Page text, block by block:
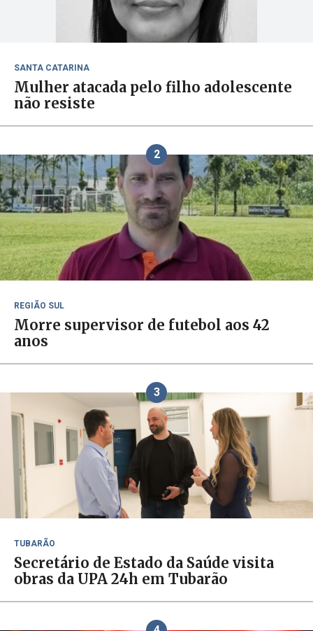
SANTA CATARINA
Mulher atacada pelo filho adolescente
não resiste
2
REGIÃO SUL
Morre supervisor de futebol aos 42
anos
3
TUBARÃO
Secretário de Estado da Saúde visita
obras da UPA 24h em Tubarão